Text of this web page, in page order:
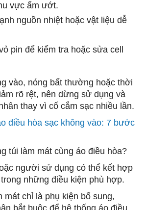
vực ẩm ướt.
nguồn nhiệt hoặc vật liệu dễ
pin để kiểm tra hoặc sửa cell
vào, nóng bất thường hoặc thời
rõ rệt, nên dừng sử dụng và
thay vì cố cắm sạc nhiều lần.
điều hòa sạc không vào: 7 bước
túi làm mát cùng áo điều hòa?
người sử dụng có thể kết hợp
những điều kiện phù hợp.
mát chỉ là phụ kiện bổ sung,